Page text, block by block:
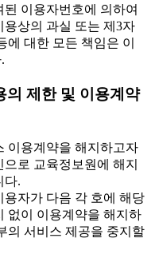
이용자번호에 의하여
용상의 과실 또는 제3자
에 대한 모든 책임은 이
의 제한 및 이용계약
이용계약을 해지하고자
로 교육정보원에 해지
다.
자가 다음 각 호에 해당
없이 이용계약을 해지하
의 서비스 제공을 중지할